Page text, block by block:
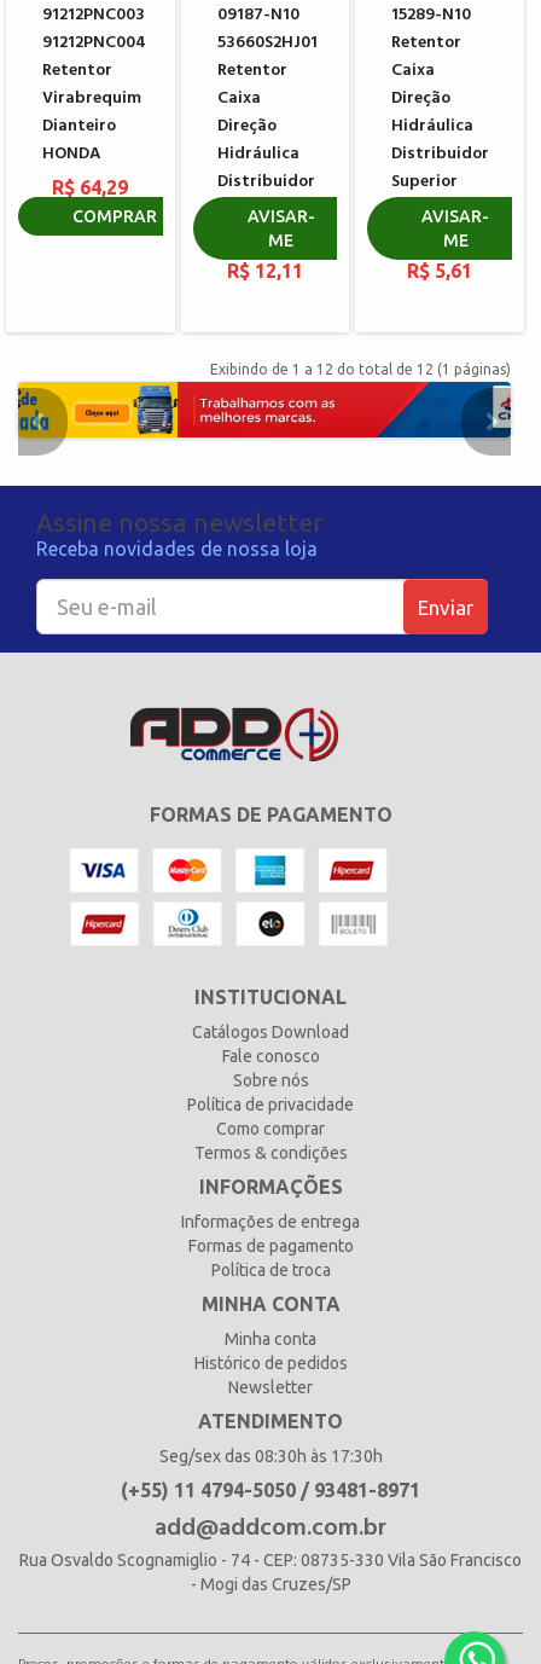
91212PNC003
91212PNC004
Retentor
Virabrequim
Dianteiro
HONDA
R$ 64,29
COMPRAR
09187-N10
53660S2HJ01
Retentor
Caixa
Direção
Hidráulica
Distribuidor
Inferior
HONDA HRV
R$ 12,11
AVISAR-
ME
15289-N10
Retentor
Caixa
Direção
Hidráulica
Distribuidor
Superior
HONDA
CIVIC CR-V
R$ 5,61
AVISAR-
ME
Exibindo de 1 a 12 do total de 12 (1 páginas)
Assine nossa newsletter
Receba novidades de nossa loja
Enviar
FORMAS DE PAGAMENTO
INSTITUCIONAL
Catálogos Download
Fale conosco
Sobre nós
Política de privacidade
Como comprar
Termos & condições
INFORMAÇÕES
Informações de entrega
Formas de pagamento
Política de troca
MINHA CONTA
Minha conta
Histórico de pedidos
Newsletter
ATENDIMENTO
Seg/sex das 08:30h às 17:30h
(+55) 11 4794-5050 / 93481-8971
add@addcom.com.br
Rua Osvaldo Scognamiglio - 74 - CEP: 08735-330 Vila São Francisco
- Mogi das Cruzes/SP